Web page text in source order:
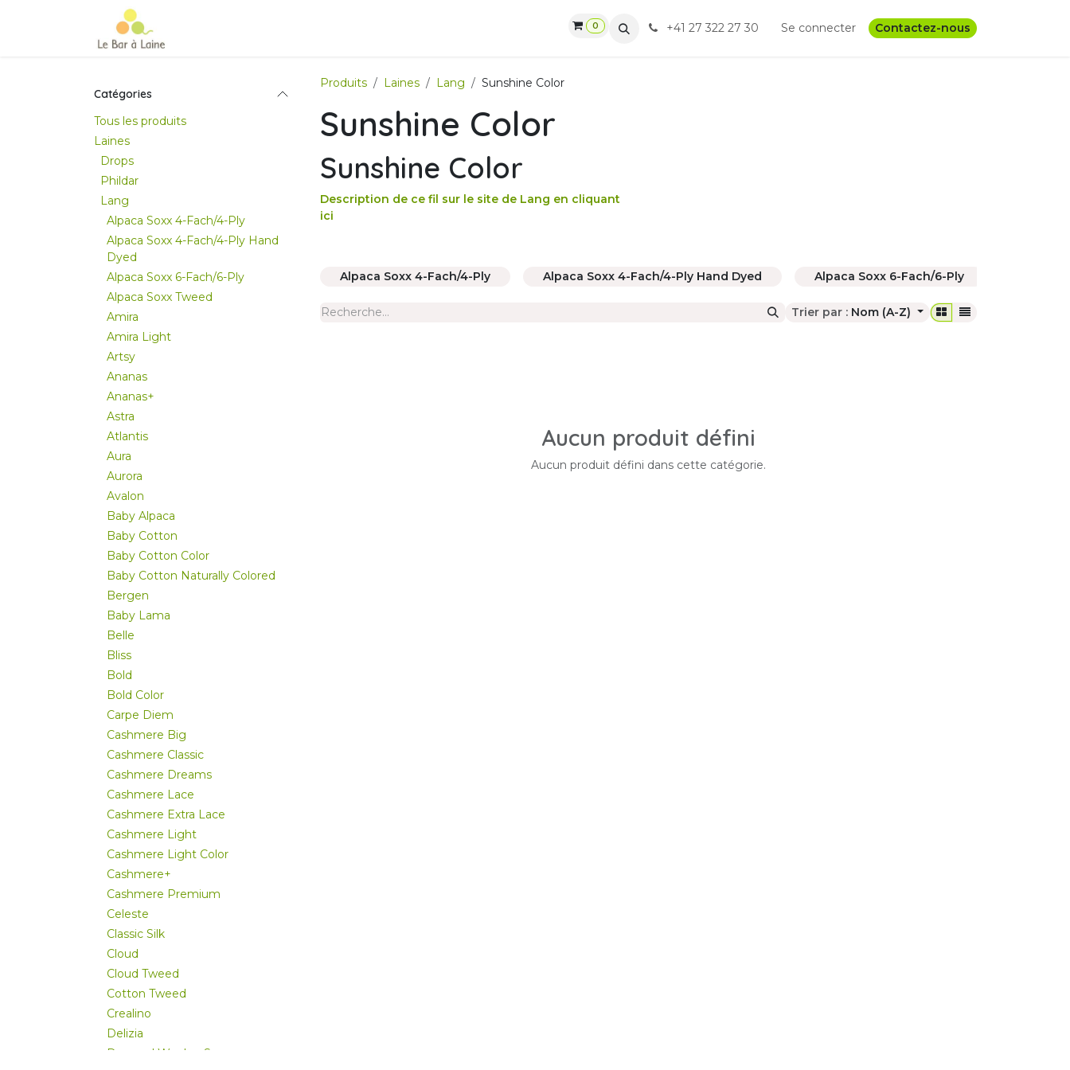
Se rendre au contenu
CGV 0 +41 27 322 27 30 Se connecter Contactez-nous
Catégories
Tous les produits
Laines
Drops
Phildar
Lang
Alpaca Soxx 4-Fach/4-Ply
Alpaca Soxx 4-Fach/4-Ply Hand
Dyed
Alpaca Soxx 6-Fach/6-Ply
Alpaca Soxx Tweed
Amira
Amira Light
Artsy
Ananas
Ananas+
Astra
Atlantis
Aura
Aurora
Avalon
Baby Alpaca
Baby Cotton
Baby Cotton Color
Baby Cotton Naturally Colored
Bergen
Baby Lama
Belle
Bliss
Bold
Bold Color
Carpe Diem
Cashmere Big
Cashmere Classic
Cashmere Dreams
Cashmere Lace
Cashmere Extra Lace
Cashmere Light
Cashmere Light Color
Cashmere+
Cashmere Premium
Celeste
Classic Silk
Cloud
Cloud Tweed
Cotton Tweed
Crealino
Delizia
Donegal Woolen Spun
Produits Laines Lang Sunshine Color
Sunshine Color
Sunshine Color
Description de ce fil sur le site de Lang en cliquant
ici
Alpaca Soxx 4-Fach/4-Ply Alpaca Soxx 4-Fach/4-Ply Hand Dyed Alpaca Soxx 6-Fach/6-Ply
Trier par : Nom (A-Z)
Aucun produit défini
Aucun produit défini dans cette catégorie.